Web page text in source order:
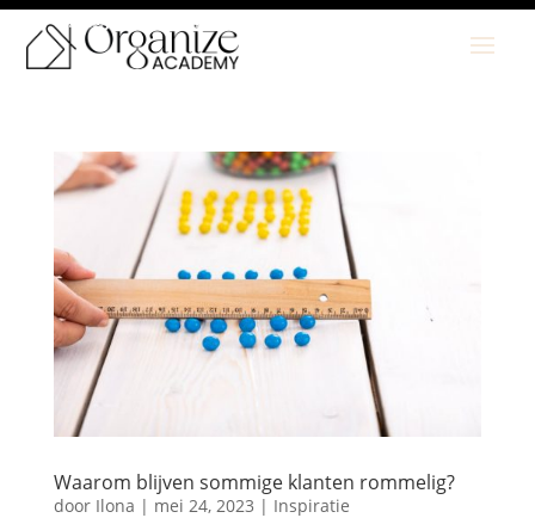
Plan jouw gratis kennismaking in
Waarom blijven sommige klanten rommelig?
door Ilona | mei 24, 2023 | Inspiratie